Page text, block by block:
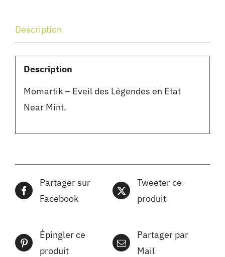
Description
Description
Momartik – Eveil des Légendes en Etat
Near Mint.
Partager sur
Facebook
Tweeter ce
produit
Épingler ce
produit
Partager par
Mail